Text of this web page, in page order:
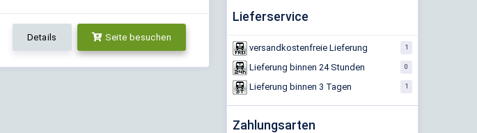
Details Seite besuchen
Lieferservice
versandkostenfreie Lieferung 1
Lieferung binnen 24 Stunden 0
Lieferung binnen 3 Tagen 1
Zahlungsarten